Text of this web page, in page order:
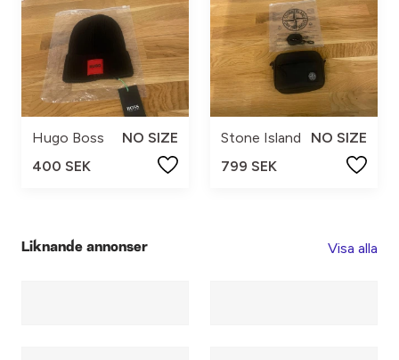
Hugo Boss
NO SIZE
400 SEK
Stone Island
NO SIZE
799 SEK
Liknande annonser Visa alla